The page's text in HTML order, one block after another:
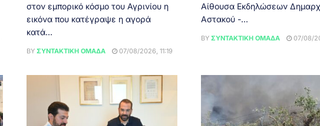
στον εμπορικό κόσμο του Αγρινίου η
εικόνα που κατέγραψε η αγορά
κατά...
BY ΣΥΝΤΑΚΤΙΚΉ ΟΜΆΔΑ 07/08/2026, 11:19
Αίθουσα Εκδηλώσεων
Αστακού -...
BY ΣΥΝΤΑΚΤΙΚΉ ΟΜΆΔΑ 07/08/